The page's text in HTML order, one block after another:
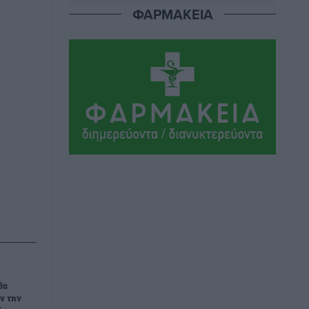
την
ΣΕΓΑΣ: Πιστώθηκαν τα έξοδα
πριν 2 ώρες
Ευρωπαϊκό Πρωτάθλημα Στίβου: Πότε
αγωνίζονται η Μαγκούλια, η
Σπανουδάκη και ο Κριτούλης
ΦΑΡΜΑΚΕΙΑ